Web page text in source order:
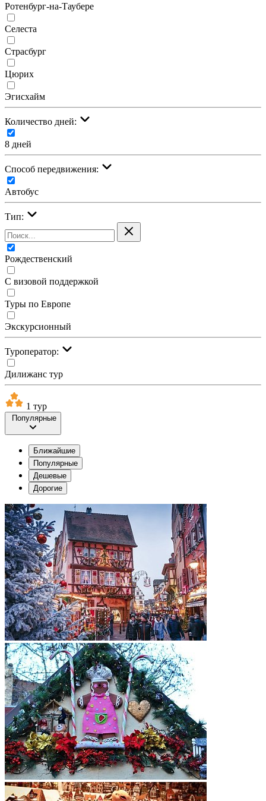
Ротенбург-на-Таубере
Селеста
Страсбург
Цюрих
Эгисхайм
Количество дней:
8 дней
Cпособ передвижения:
Автобус
Тип:
Рождественский
С визовой поддержкой
Туры по Европе
Экскурсионный
Туроператор:
Дилижанс тур
1 тур
Популярные
Ближайшие
Популярные
Дешевые
Дорогие